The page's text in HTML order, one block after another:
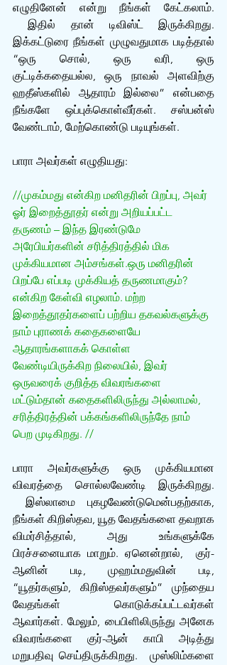
எழுதினேன் என்று நீங்கள் கேட்கலாம்.
இதில் தான் டிவிஸ்ட் இருக்கிறது.
இக்கட்டுரை நீங்கள் முழுவதுமாக படித்தால்
“ஒரு சொல், ஒரு வரி, ஒரு
குட்டிக்கதையல்ல, ஒரு நாவல் அளவிற்கு
ஹதீஸ்களில் ஆதாரம் இல்லை” என்பதை
நீங்களே ஒப்புக்கொள்வீர்கள். சஸ்பன்ஸ்
வேண்டாம், மேற்கொண்டு படியுங்கள்.
பாரா அவர்கள் எழுதியது:
//முகம்மது என்கிற மனிதரின் பிறப்பு, அவர்
ஓர் இறைத்தூதர் என்று அறியப்பட்ட
தருணம் – இந்த இரண்டுமே
அரேபியர்களின் சரித்திரத்தில் மிக
முக்கியமான அம்சங்கள்.ஒரு மனிதரின்
பிறப்பே எப்படி முக்கியத் தருணமாகும்?
என்கிற கேள்வி எழலாம். மற்ற
இறைத்தூதர்களைப் பற்றிய தகவல்களுக்கு
நாம் புராணக் கதைகளையே
ஆதாரங்களாகக் கொள்ள
வேண்டியிருக்கிற நிலையில், இவர்
ஒருவரைக் குறித்த விவரங்களை
மட்டும்தான் கதைகளிலிருந்து அல்லாமல்,
சரித்திரத்தின் பக்கங்களிலிருந்தே நாம்
பெற முடிகிறது. //
பாரா அவர்களுக்கு ஒரு முக்கியமான
விவரத்தை சொல்லவேண்டி இருக்கிறது.
இஸ்லாமை புகழவேண்டுமென்பதற்காக,
நீங்கள் கிறிஸ்தவ, யூத வேதங்களை தவறாக
விமர்சித்தால், அது உங்களுக்கே
பிரச்சனையாக மாறும். ஏனென்றால்,  குர்-
ஆனின் படி, முஹம்மதுவின் படி,
“யூதர்களும், கிறிஸ்தவர்களும்” முந்தைய
வேதங்கள் கொடுக்கப்பட்டவர்கள்
ஆவார்கள். மேலும், பைபிளிலிருந்து அனேக
விவரங்களை குர்-ஆன் காபி அடித்து
மறுபதிவு செய்திருக்கிறது.  முஸ்லிம்களை